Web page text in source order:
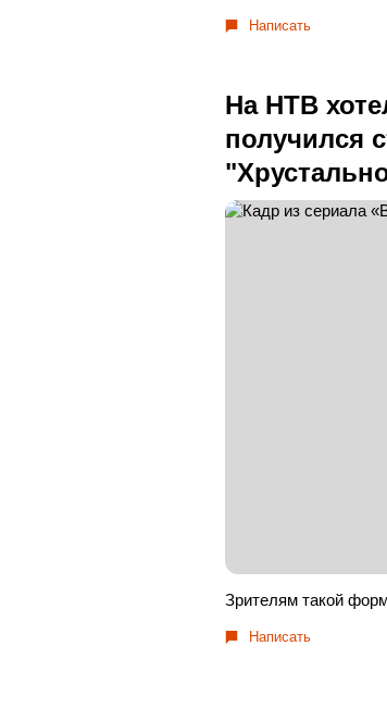
Написать
На НТВ
получился
Зрителям такой
Написать